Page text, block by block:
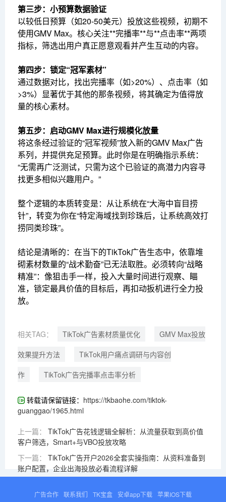
第三步：小预算数据验证
以较低日预算（如20-50美元）投放这些视频，初期不
使用GMV Max。核心关注**完播率**与**点击率**两项
指标，筛选出用户真正愿意观看并产生互动的内容。
第四步：锁定“冠军素材”
通过数据对比，找出完播率（如>20%）、点击率（如
>3%）显著优于其他的那条视频，将其确定为值得放
量的核心素材。
第五步：启动GMV Max进行规模化放量
将这条经过验证的“冠军视频”放入新的GMV Max广告
系列，并提供充足预算。此时你是在明确指示系统：
“无需再广泛测试，只需为这个已验证的高潜力内容寻
找更多相似兴趣用户。”
整个逻辑的本质转变是：从让系统在“大海中盲目捞
针”，转变为你在“特定海域找到珍珠后，让系统高效打
捞同类珍珠”。
结论是清晰的：在当下的TikTok广告生态中，依靠堆
砌素材数量的“战术勤奋”已无法取胜。必须转向“战略
精准”：像狙击手一样，投入大量时间进行观察、瞄
准，锁定最具价值的目标后，再扣动扳机进行全力投
放。
相关TAG： TikTok广告素材质量优化
GMV Max投放
效果提升方法
TikTok用户痛点调研与内容创
作
TikTok广告完播率点击率分析
转载请保留链接： https://tkbaohe.com/tiktok-
guanggao/1965.html
上一篇：
TikTok广告花钱逻辑全解析：从流量获取到高价值
客户筛选，Smart+与VBO投放攻略
下一篇：
TikTok广告开户2026全套实操指南：从资料准备到
账户配置，企业出海投放必看流程详解
广告合作 联系我们 TK宝盒 安卓app下载 苹果IOS下载